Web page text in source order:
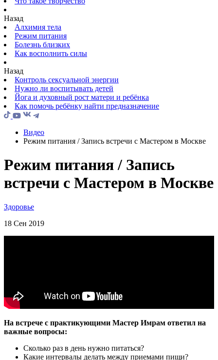
Назад
Алхимия тела
Режим питания
Болезнь близких
Как восполнить силы
Назад
Контроль сексуальной энергии
Нужно ли воспитывать детей
Йога и духовный рост матери и ребёнка
Как помочь ребёнку найти предназначение
Видео
Режим питания / Запись встречи с Мастером в Москве
Режим питания / Запись
встречи с Мастером в Москве
Здоровье
18 Сен 2019
На встрече с практикующими Мастер Имрам ответил на
важные вопросы:
Сколько раз в день нужно питаться?
Какие интервалы делать между приемами пищи?